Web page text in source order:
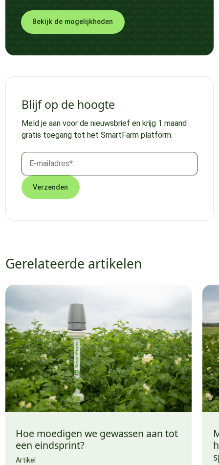
Bekijk de mogelijkheden
Blijf op de hoogte
Meld je aan voor de nieuwsbrief en krijg 1 maand
gratis toegang tot het SmartFarm platform.
Gerelateerde artikelen
Hoe moedigen we gewassen aan tot
een eindsprint?
Artikel